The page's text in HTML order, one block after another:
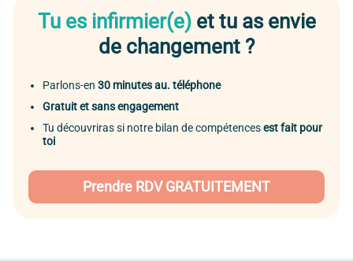
Tu es infirmier(e)et tu as envie
de changement ?
Parlons-en 30 minutes au. téléphone
Gratuit et sans engagement
Tu découvriras si notre bilan de compétencesest fait pour
toi
Prendre RDV GRATUITEMENT